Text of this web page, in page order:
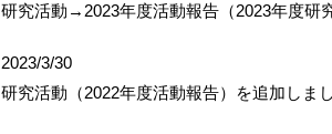
研究活動→2023年度活動報告（2023年度研
2023/3/30
研究活動（2022年度活動報告）を追加しまし